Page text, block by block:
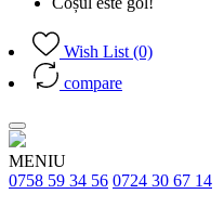
Wish List (0)
compare
MENIU
0758 59 34 56 0724 30 67 14